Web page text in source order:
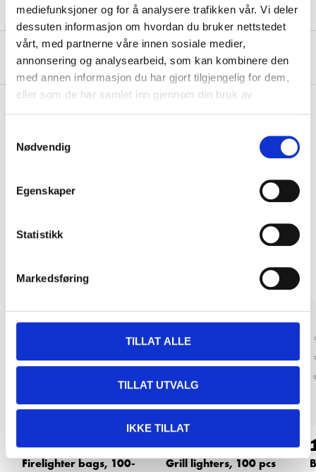
mediefunksjoner og for å analysere trafikken vår. Vi deler
dessuten informasjon om hvordan du bruker nettstedet
vårt, med partnerne våre innen sosiale medier,
annonsering og analysearbeid, som kan kombinere den
med annen informasjon du har gjort tilgjengelig for dem,
eller som de har samlet inn gjennom din bruk av
Nødvendig
Egenskaper
Statistikk
Markedsføring
TILLAT ALLE
TILLAT UTVALG
IKKE TILLAT
About the manufacturer
Other customers also bought
59
Firelighter bags, 100-
29
Grill lighters, 100 pcs